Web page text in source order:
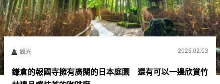
觀光 2025.02.03
鎌倉的報國寺擁有廣闊的日本庭園 還有可以一邊欣賞竹